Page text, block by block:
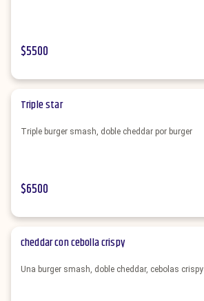
$5500
Triple star
Triple burger smash, doble cheddar por burger
$6500
cheddar con cebolla crispy
Una burger smash, doble cheddar, cebolas crispy